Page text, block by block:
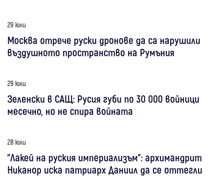
29 юли
Москва отрече руски дронове да са нарушили
въздушното пространство на Румъния
29 юли
Зеленски в САЩ: Русия губи по 30 000 войници
месечно, но не спира войната
28 юли
"Лакей на руския империализъм": архимандрит
Никанор иска патриарх Даниил да се оттегли